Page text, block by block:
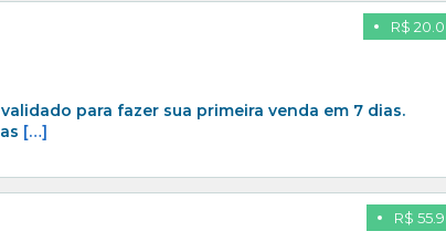
R$
para fazer sua primeira venda em 7 dias.
[…]
R$